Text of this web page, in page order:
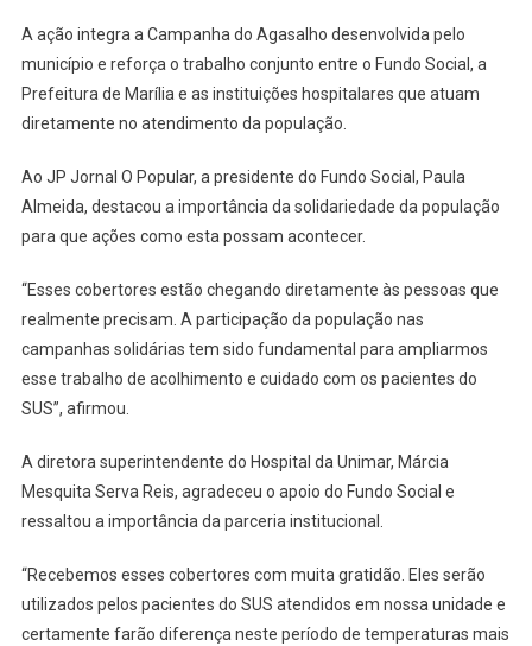
A ação integra a Campanha do Agasalho desenvolvida pelo
município e reforça o trabalho conjunto entre o Fundo Social, a
Prefeitura de Marília e as instituições hospitalares que atuam
diretamente no atendimento da população.
Ao JP Jornal O Popular, a presidente do Fundo Social, Paula
Almeida, destacou a importância da solidariedade da população
para que ações como esta possam acontecer.
“Esses cobertores estão chegando diretamente às pessoas que
realmente precisam. A participação da população nas
campanhas solidárias tem sido fundamental para ampliarmos
esse trabalho de acolhimento e cuidado com os pacientes do
SUS”, afirmou.
A diretora superintendente do Hospital da Unimar, Márcia
Mesquita Serva Reis, agradeceu o apoio do Fundo Social e
ressaltou a importância da parceria institucional.
“Recebemos esses cobertores com muita gratidão. Eles serão
utilizados pelos pacientes do SUS atendidos em nossa unidade e
certamente farão diferença neste período de temperaturas mais